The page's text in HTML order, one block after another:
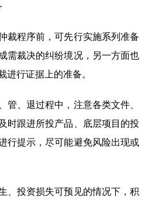
裁程序前，可先行实施系列准备
需裁决的纠纷境况，另一方面也
进行证据上的准备。
管、退过程中，注意各类文件、
时跟进所投产品、底层项目的投
行提示，尽可能避免风险出现或
、投资损失可预见的情况下，积